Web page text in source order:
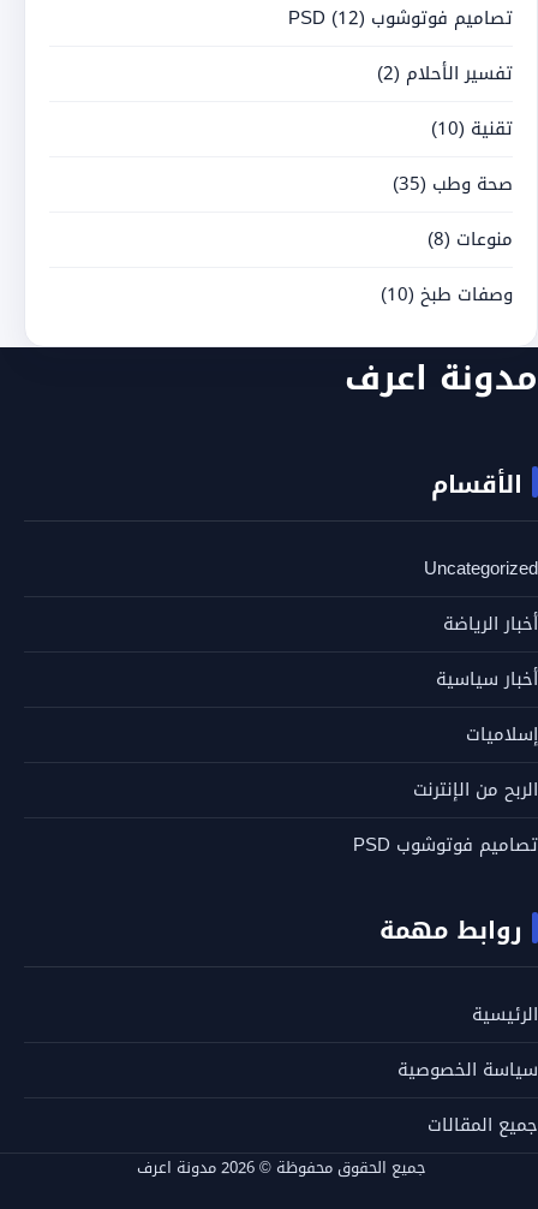
تصاميم فوتوشوب PSD (12)
تفسير الأحلام (2)
تقنية (10)
صحة وطب (35)
منوعات (8)
وصفات طبخ (10)
مدونة اعرف
الأقسام
Uncategorized
أخبار الرياضة
أخبار سياسية
إسلاميات
الربح من الإنترنت
تصاميم فوتوشوب PSD
روابط مهمة
الرئيسية
سياسة الخصوصية
جميع المقالات
جميع الحقوق محفوظة © 2026 مدونة اعرف